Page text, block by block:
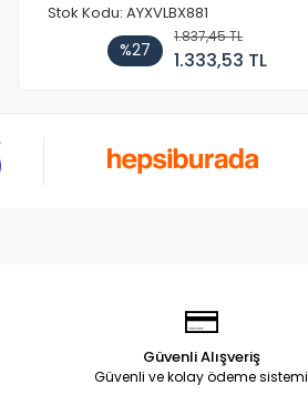
Stok Kodu: AYXVLBX881
%27
1.837,45 TL
1.333,53 TL
Güvenli Alışveriş
Güvenli ve kolay ödeme sistemi